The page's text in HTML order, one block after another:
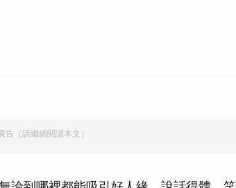
告（請繼續閱讀本文）